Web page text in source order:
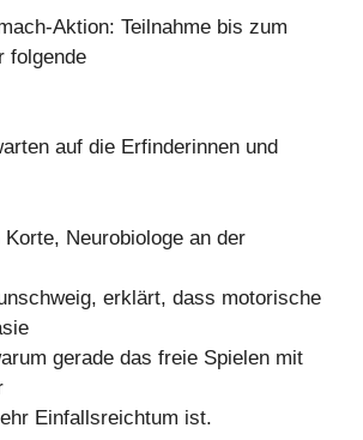
Aktion: Teilnahme bis zum
folgende
auf die Erfinderinnen und
Neurobiologe an der
erklärt, dass motorische
gerade das freie Spielen mit
Einfallsreichtum ist.